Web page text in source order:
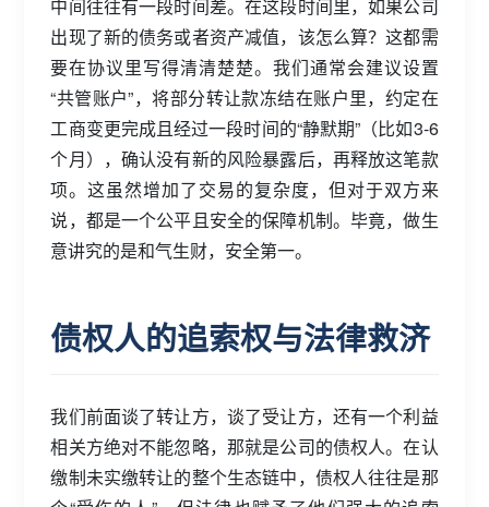
中间往往有一段时间差。在这段时间里，如果公司
出现了新的债务或者资产减值，该怎么算？这都需
要在协议里写得清清楚楚。我们通常会建议设置
“共管账户”，将部分转让款冻结在账户里，约定在
工商变更完成且经过一段时间的“静默期”（比如3-6
个月），确认没有新的风险暴露后，再释放这笔款
项。这虽然增加了交易的复杂度，但对于双方来
说，都是一个公平且安全的保障机制。毕竟，做生
意讲究的是和气生财，安全第一。
债权人的追索权与法律救济
我们前面谈了转让方，谈了受让方，还有一个利益
相关方绝对不能忽略，那就是公司的债权人。在认
缴制未实缴转让的整个生态链中，债权人往往是那